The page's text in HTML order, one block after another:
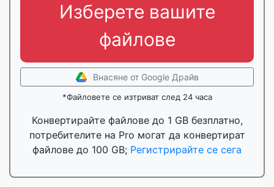
Изберете вашите
файлове
Внасяне от Google Драйв
*Файловете се изтриват след 24 часа
Конвертирайте файлове до 1 GB безплатно,
потребителите на Pro могат да конвертират
файлове до 100 GB; Регистрирайте се сега